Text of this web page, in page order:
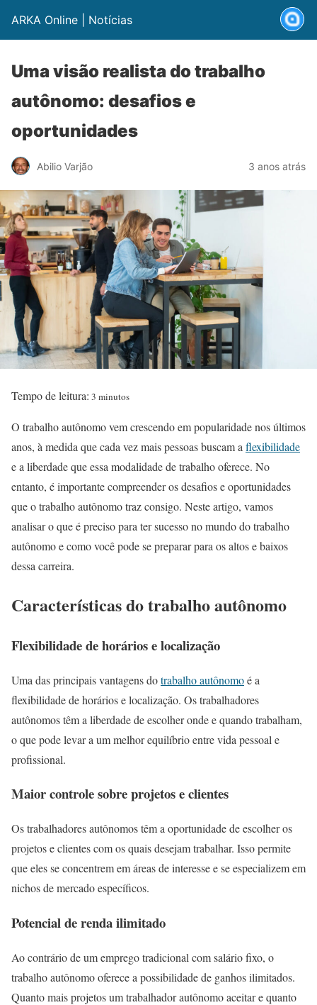
ARKA Online | Notícias
Uma visão realista do trabalho
autônomo: desafios e
oportunidades
Abilio Varjão 3 anos atrás
Tempo de leitura: 3 minutos
O trabalho autônomo vem crescendo em popularidade nos últimos
anos, à medida que cada vez mais pessoas buscam a flexibilidade
e a liberdade que essa modalidade de trabalho oferece. No
entanto, é importante compreender os desafios e oportunidades
que o trabalho autônomo traz consigo. Neste artigo, vamos
analisar o que é preciso para ter sucesso no mundo do trabalho
autônomo e como você pode se preparar para os altos e baixos
dessa carreira.
Características do trabalho autônomo
Flexibilidade de horários e localização
Uma das principais vantagens dotrabalho autônomoé a
flexibilidade de horários e localização. Os trabalhadores
autônomos têm a liberdade de escolher onde e quando trabalham,
o que pode levar a um melhor equilíbrio entre vida pessoal e
profissional.
Maior controle sobre projetos e clientes
Os trabalhadores autônomos têm a oportunidade de escolher os
projetos e clientes com os quais desejam trabalhar. Isso permite
que eles se concentrem em áreas de interesse e se especializem em
nichos de mercado específicos.
Potencial de renda ilimitado
Ao contrário de um emprego tradicional com salário fixo, o
trabalho autônomo oferece a possibilidade de ganhos ilimitados.
Quanto mais projetos um trabalhador autônomo aceitar e quanto